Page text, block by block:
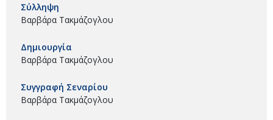
Σύλληψη
Βαρβάρα Τακμάζογλου
Δημιουργία
Βαρβάρα Τακμάζογλου
Συγγραφή Σεναρίου
Βαρβάρα Τακμάζογλου